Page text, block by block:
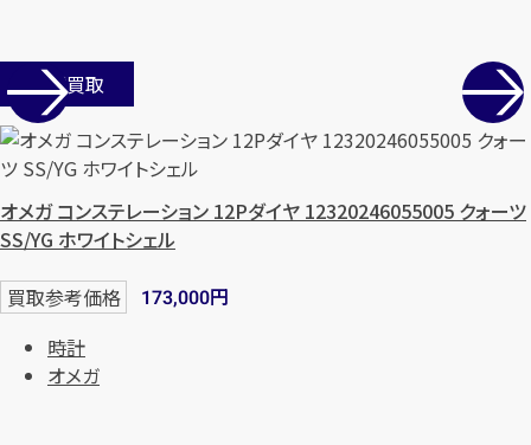
店舗買取
オメガ コンステレーション 12Pダイヤ 12320246055005 クォーツ
SS/YG ホワイトシェル
買取参考価格 173,000円
時計
オメガ